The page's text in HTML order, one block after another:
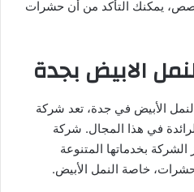
يمكنك التأكد من أن حشرات
الابيض بجدة
الأبيض في جدة، تعد شركة
في هذا المجال. شركة
بخدماتها المتنوعة
خاصة النمل الأبيض.